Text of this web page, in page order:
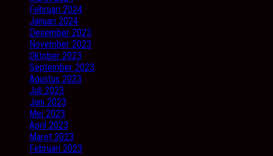
Februari 2024
Januari 2024
Desember 2023
November 2023
Oktober 2023
September 2023
Agustus 2023
Juli 2023
Juni 2023
Mei 2023
April 2023
Maret 2023
Februari 2023